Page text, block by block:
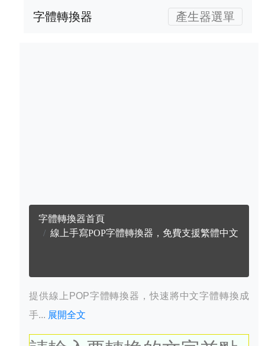
字體轉換器 產生器選單
字體轉換器首頁
線上手寫POP字體轉換器，免費支援繁體中文
提供線上POP字體轉換器，快速將中文字體轉換成
手... 展開全文